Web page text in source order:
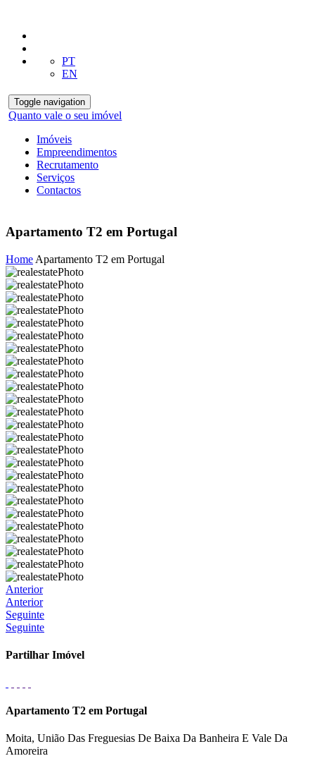
PT
EN
Toggle navigation
Quanto vale o seu imóvel
Imóveis
Empreendimentos
Recrutamento
Serviços
Contactos
Apartamento T2 em Portugal
Home Apartamento T2 em Portugal
Anterior
Anterior
Seguinte
Seguinte
Partilhar Imóvel
Apartamento T2 em Portugal
Moita, União Das Freguesias De Baixa Da Banheira E Vale Da
Amoreira